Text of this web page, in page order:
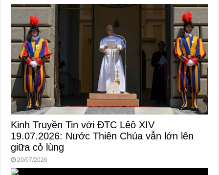
Kinh Truyền Tin với ĐTC Lêô XIV
19.07.2026: Nước Thiên Chúa vẫn lớn lên
giữa cỏ lùng
20/07/2026